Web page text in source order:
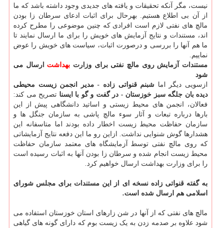
نیست، مگر آنکه تحقیقات و یافته های جدیدی وجود داشته باشد که ما
از آن بی اطلاع هستیم. بهرحال برای اثبات ادعای سرطان زا بودن
مالچ های نفتی لازم است افرادی که چنین موضوعی را مطرح کرده
اند، مستندات و نتایج آزمایش های خویش را برای ما ارسال نمایند تا
ما هم آنها را بررسی و درصورت اثبات، سیاست های خویش را عوض
نماییم.
مستندات آزمایش روی مالچ نفتی برای وزارت بهداشت ارسال می
شود
ازسویی دیگر اما شبنم قنواتی زاده - مدیر انجمن زیست محیطی
دیده بان جلگه سبز خوزستان - در گفت و گو با ایسنا تصریح می کند:
فعالان، انجمن های محیط زیستی و اساتید دانشگاهی پیش از این
بارها درباره تبعات و آثار سوء مالچ پاشی به سازمان جنگل ها و
سازمان حفاظت محیط زیست اخطار داده بودند اما متاسفانه این
هشدارها گوش شنوایی نداشت. ازاین رو ما این دفعه نتایج آزمایشاتی
که روی مالچ نفتی توسط آزمایشگاه های معتمد سازمان حفاظت
محیط زیست انجام شده و سرطان زا بودن آنها به اثبات رسیده است
را برای وزارت بهداشت ارسال خواهیم کرد.
به گفته قنواتی زاده نسخه ای از این مستندات برای مجلس شورای
اسلامی هم ارسال شده است.
مالچ های نفتی که از آنها در شن زارهای استان خوزستان استفاده می
شود علاوه بر صدمه زدن به یک زیست بوم که دارای گونه های گیاهی